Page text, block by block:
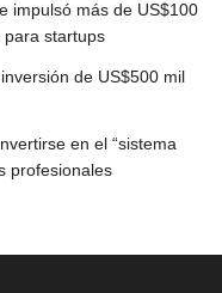
impulsó más de US$100
para startups
de US$500 mil
en el “sistema
profesionales